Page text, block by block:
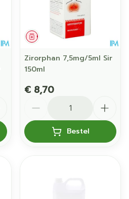
Geneesmiddel
Zirorphan 7,5mg/5ml Sir
150ml
€ 8,70
Bestel